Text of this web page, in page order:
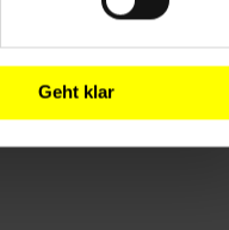
Geht klar